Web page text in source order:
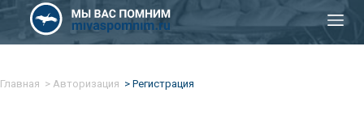
Главная Авторизация Регистрация